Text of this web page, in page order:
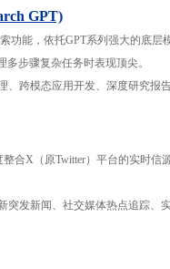
GPT)
功能，依托GPT系列强大的底
多步骤复杂任务时表现顶尖。
、跨模态应用开发、深度研究报
合X（原Twitter）平台的实时
突发新闻、社交媒体热点追踪、